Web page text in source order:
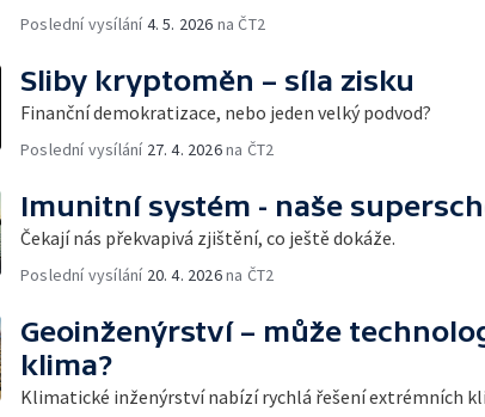
Poslední vysílání4. 5. 2026 na ČT2
Sliby kryptoměn – síla zisku
Finanční demokratizace, nebo jeden velký podvod?
Poslední vysílání 27. 4. 2026na ČT2
Imunitní systém - naše
Čekají nás překvapivá zjištění, co ještě dokáže.
Poslední vysílání 20. 4. 2026na ČT2
Geoinženýrství – může
klima?
Klimatické inženýrství nabízí rychlá řešení extrémních